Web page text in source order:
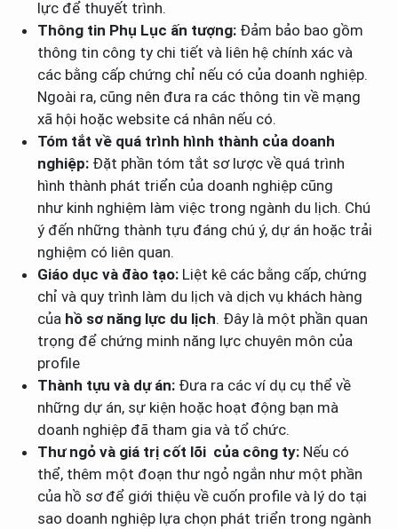
lực để thuyết trình.
Thông tin Phụ Lục ấn tượng: Đảm bảo bao gồm
thông tin công ty chi tiết và liên hệ chính xác và
các bằng cấp chứng chỉ nếu có của doanh nghiệp.
Ngoài ra, cũng nên đưa ra các thông tin về mạng
xã hội hoặc website cá nhân nếu có.
Tóm tắt về quá trình hình thành của doanh
nghiệp: Đặt phần tóm tắt sơ lược về quá trình
hình thành phát triển của doanh nghiệp cũng
như kinh nghiệm làm việc trong ngành du lịch. Chú
ý đến những thành tựu đáng chú ý, dự án hoặc trải
nghiệm có liên quan.
Giáo dục và đào tạo: Liệt kê các bằng cấp, chứng
chỉ và quy trình làm du lịch và dịch vụ khách hàng
của hồ sơ năng lực du lịch. Đây là một phần quan
trọng để chứng minh năng lực chuyên môn của
profile
Thành tựu và dự án: Đưa ra các ví dụ cụ thể về
những dự án, sự kiện hoặc hoạt động bạn mà
doanh nghiệp đã tham gia và tổ chức.
Thư ngỏ và giá trị cốt lõi của công ty: Nếu có
thể, thêm một đoạn thư ngỏ ngắn như một phần
của hồ sơ để giới thiệu về cuốn profile và lý do tại
sao doanh nghiệp lựa chọn phát triển trong ngành